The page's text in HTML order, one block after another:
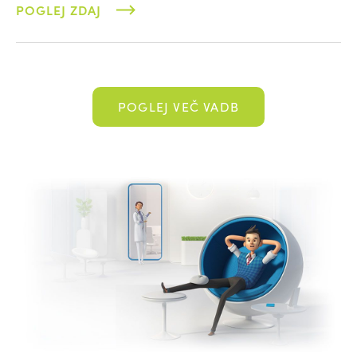
POGLEJ ZDAJ
POGLEJ VEČ VADB